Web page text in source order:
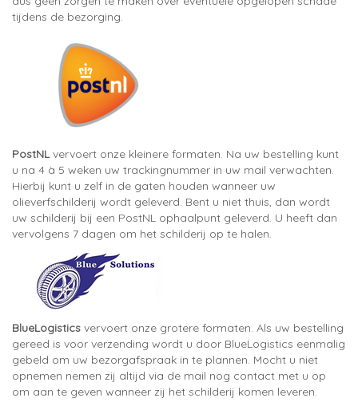
tijdens de bezorging.
PostNLvervoert onze kleinere formaten. Na uw bestelling kunt
u na 4 à 5 weken uw trackingnummer in uw mail verwachten.
Hierbij kunt u zelf in de gaten houden wanneer uw
olieverfschilderij wordt geleverd. Bent u niet thuis, dan wordt
uw schilderij bij een PostNL ophaalpunt geleverd. U heeft dan
vervolgens 7 dagen om het schilderij op te halen.
BlueLogistics vervoert onze grotere formaten. Als uw bestelling
gereed is voor verzending wordt u door BlueLogistics eenmalig
gebeld om uw bezorgafspraak in te plannen. Mocht u niet
opnemen nemen zij altijd via de mail nog contact met u op
om aan te geven wanneer zij het schilderij komen leveren.